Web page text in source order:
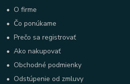
• O firme
• Čo ponúkame
•Prečo sa registrovať
•Ako nakupovať
• Obchodné podmienky
• Odstúpenie od zmluvy